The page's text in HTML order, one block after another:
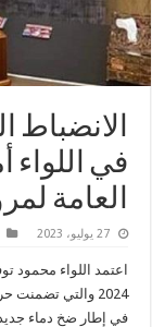
الانضباط
في اللواء
العامة
27 يوليو، 2023
في إطار ضخ دماء